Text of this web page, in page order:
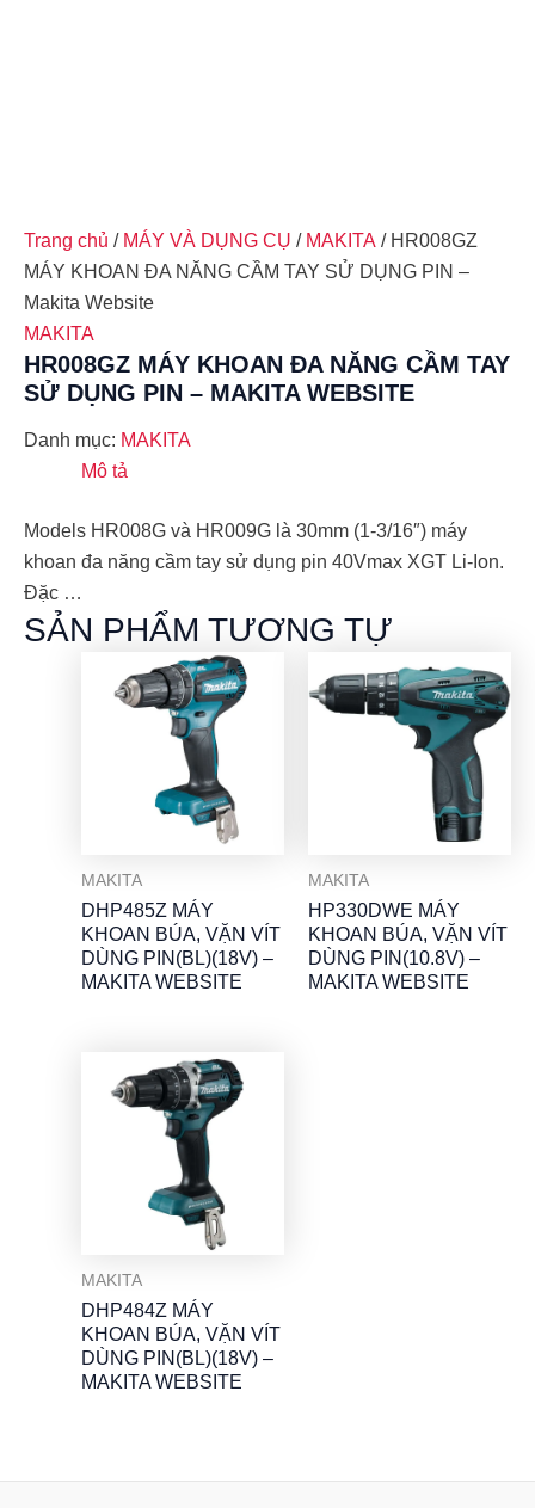
Trang chủ / MÁY VÀ DỤNG CỤ / MAKITA / HR008GZ
MÁY KHOAN ĐA NĂNG CẦM TAY SỬ DỤNG PIN –
Makita Website
MAKITA
HR008GZ MÁY KHOAN ĐA NĂNG CẦM TAY
SỬ DỤNG PIN – MAKITA WEBSITE
Danh mục: MAKITA
Mô tả
Models HR008G và HR009G là 30mm (1-3/16″) máy
khoan đa năng cầm tay sử dụng pin 40Vmax XGT Li-Ion.
Đặc …
SẢN PHẨM TƯƠNG TỰ
MAKITA
DHP485Z MÁY
KHOAN BÚA, VẶN VÍT
DÙNG PIN(BL)(18V) –
MAKITA WEBSITE
MAKITA
HP330DWE MÁY
KHOAN BÚA, VẶN VÍT
DÙNG PIN(10.8V) –
MAKITA WEBSITE
MAKITA
DHP484Z MÁY
KHOAN BÚA, VẶN VÍT
DÙNG PIN(BL)(18V) –
MAKITA WEBSITE